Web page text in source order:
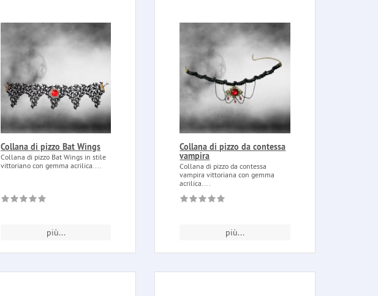
Collana di pizzo Bat Wings
Collana di pizzo Bat Wings in stile
vittoriano con gemma acrilica....
più...
Collana di pizzo da contessa
vampira
Collana di pizzo da contessa
vampira vittoriana con gemma
acrilica....
più...